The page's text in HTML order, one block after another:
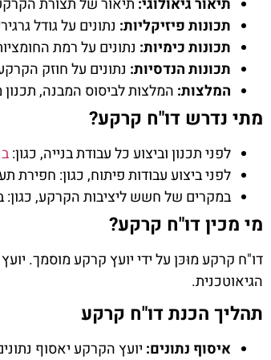
תכונות פיזיקליות: נתונים על גודל
תכונות כימיות: נתונים על רמת
תכונות הנדסיות: נתונים על חוזק
המלצות: המלצות לביסוס המבנה, תכנון
מתי נדרש דו"ח קרקע?
לפני תכנון וביצוע כל עבודת בנייה, כגון:
לפני ביצוע עבודות פיתוח, כגון: חפירת
במקרים של חשש ליציבות הקרקע, כגון:
מי מכין דו"ח קרקע?
דו"ח קרקע מוּכּן על ידי יועץ קרקע מוסמך.
הגיאוטכנית.
תהליך הכנת דו"ח קרקע
איסוף נתונים: יועץ הקרקע יאסוף